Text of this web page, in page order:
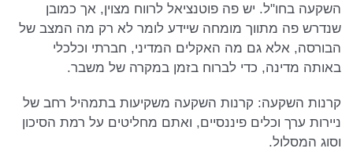
השקעה בחו"ל. יש פה פוטנציאל לרווח מצוין, אך כמובן
שנדרש פה מתווך מומחה שיידע לומר לא רק מה המצב של
הבורסה, אלא גם מה האקלים המדיני, חברתי וכלכלי
באותה מדינה, כדי לברוח בזמן במקרה של משבר.
קרנות השקעה: קרנות השקעה משקיעות בתמהיל רחב של
ניירות ערך וכלים פיננסיים, ואתם מחליטים על רמת הסיכון
וסוג המסלול.